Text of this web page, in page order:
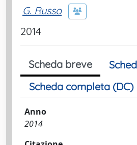
G. Russo
2014
Scheda breve
Scheda completa (DC)
Anno
2014